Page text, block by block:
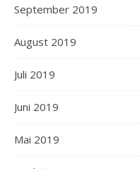
September 2019
August 2019
Juli 2019
Juni 2019
Mai 2019